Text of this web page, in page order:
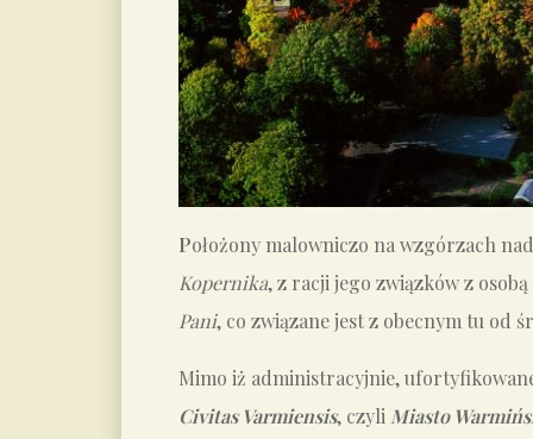
Położony malowniczo na wzgórzach
Kopernika, z racji jego związków z
Pani, co związane jest z obecnym tu od
Mimo iż administracyjnie,
Civitas Varmiensis, czyli Miasto